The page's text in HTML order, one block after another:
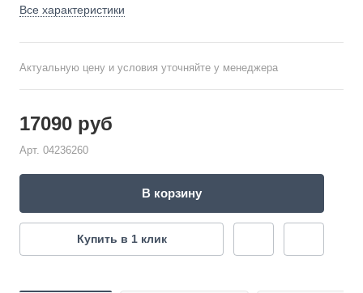
Все характеристики
Актуальную цену и условия уточняйте у менеджера
17090 руб
Арт. 04236260
В корзину
Купить в 1 клик